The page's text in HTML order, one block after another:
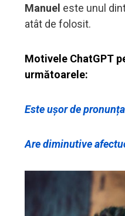
Manuel este unul
atât de folosit.
Motivele ChatGPT
următoarele:
Este ușor de
Are diminutive